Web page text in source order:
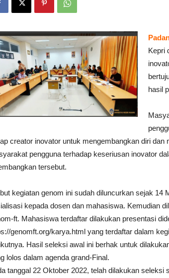
Kepri
hasil
creator inovator untuk mengembangkan diri
pengguna terhadap keseriusan inovator
tersebut.
kegiatan genom ini sudah diluncurkan sejak 14
kepada dosen dan mahasiswa. Kemudian
ft. Mahasiswa terdaftar dilakukan presentasi
genomft.org/karya.html yang terdaftar dalam
Hasil seleksi awal ini berhak untuk
lolos dalam agenda grand-Final.
tanggal 22 Oktober 2022, telah dilakukan seleksi